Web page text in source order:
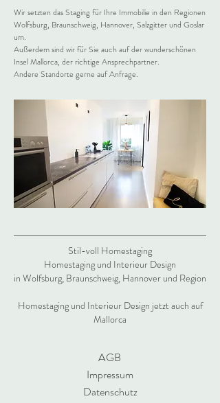
Wir setzten das Staging für Ihre Immobilie in den Regionen
Wolfsburg, Braunschweig, Hannover, Salzgitter und Goslar
um.
Außerdem sind wir für Sie auch auf der wunderschönen
Insel Mallorca, der richtige Ansprechpartner.
Andere Standorte gerne auf Anfrage.
Stil-voll Homestaging
Homestaging und Interieur Design
in Wolfsburg, Braunschweig, Hannover und Region
Homestaging und Interieur Design jetzt auch auf
Mallorca
AGB
Impressum
Datenschutz